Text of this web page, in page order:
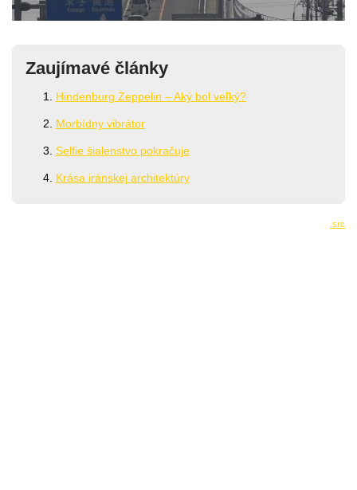
Zaujímavé články
Hindenburg Zeppelin – Aký bol veľký?
Morbídny vibrátor
Selfie šialenstvo pokračuje
Krása iránskej architektúry
.src